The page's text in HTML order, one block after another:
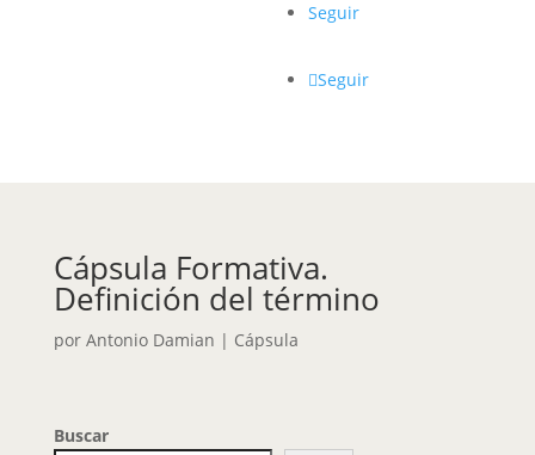
Seguir
Seguir
Cápsula Formativa.
Definición del término
por Antonio Damian | Cápsula
Buscar